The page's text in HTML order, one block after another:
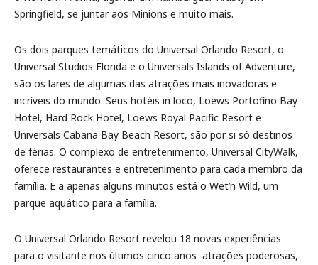
Springfield, se juntar aos Minions e muito mais.
Os dois parques temáticos do Universal Orlando Resort, o
Universal Studios Florida e o Universals Islands of Adventure,
são os lares de algumas das atrações mais inovadoras e
incríveis do mundo. Seus hotéis in loco, Loews Portofino Bay
Hotel, Hard Rock Hotel, Loews Royal Pacific Resort e
Universals Cabana Bay Beach Resort, são por si só destinos
de férias. O complexo de entretenimento, Universal CityWalk,
oferece restaurantes e entretenimento para cada membro da
família. E a apenas alguns minutos está o Wet’n Wild, um
parque aquático para a família.
O Universal Orlando Resort revelou 18 novas experiências
para o visitante nos últimos cinco anos  atrações poderosas,